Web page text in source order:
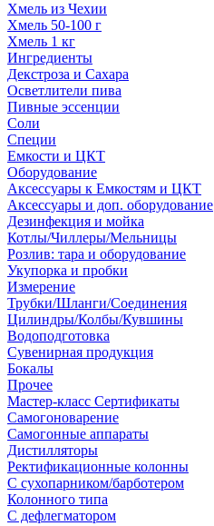
Хмель из Чехии
Хмель 50-100 г
Хмель 1 кг
Ингредиенты
Декстроза и Сахара
Осветлители пива
Пивные эссенции
Соли
Специи
Емкости и ЦКТ
Оборудование
Аксессуары к Емкостям и ЦКТ
Аксессуары и доп. оборудование
Дезинфекция и мойка
Котлы/Чиллеры/Мельницы
Розлив: тара и оборудование
Укупорка и пробки
Измерение
Трубки/Шланги/Соединения
Цилиндры/Колбы/Кувшины
Водоподготовка
Сувенирная продукция
Бокалы
Прочее
Мастер-класс Сертификаты
Самогоноварение
Самогонные аппараты
Дистилляторы
Ректификационные колонны
С сухопарником/барботером
Колонного типа
С дефлегматором